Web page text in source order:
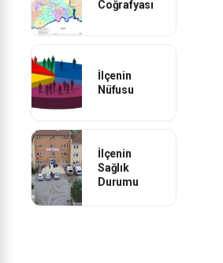
Coğrafyası
İlçenin
Nüfusu
İlçenin
Sağlık
Durumu